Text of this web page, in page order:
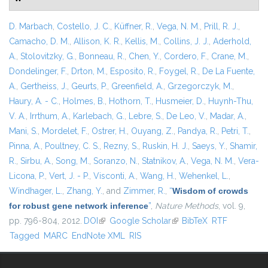
D. Marbach, Costello, J. C., Küffner, R., Vega, N. M., Prill, R. J.,
Camacho, D. M., Allison, K. R., Kellis, M., Collins, J. J., Aderhold,
A., Stolovitzky, G., Bonneau, R., Chen, Y., Cordero, F., Crane, M.,
Dondelinger, F., Drton, M., Esposito, R., Foygel, R., De La Fuente,
A., Gertheiss, J., Geurts, P., Greenfield, A., Grzegorczyk, M.,
Haury, A. - C., Holmes, B., Hothorn, T., Husmeier, D., Huynh-Thu,
V. A., Irrthum, A., Karlebach, G., Lebre, S., De Leo, V., Madar, A.,
Mani, S., Mordelet, F., Ostrer, H., Ouyang, Z., Pandya, R., Petri, T.,
Pinna, A., Poultney, C. S., Rezny, S., Ruskin, H. J., Saeys, Y., Shamir,
R., Sirbu, A., Song, M., Soranzo, N., Statnikov, A., Vega, N. M., Vera-
Licona, P., Vert, J. - P., Visconti, A., Wang, H., Wehenkel, L.,
Windhager, L., Zhang, Y., and Zimmer, R., “Wisdom of crowds
for robust gene network inference”, Nature Methods, vol. 9,
pp. 796-804, 2012. DOI (link is external)
Google Scholar(link is external)
BibTeX RTF
Tagged MARC EndNote XML RIS